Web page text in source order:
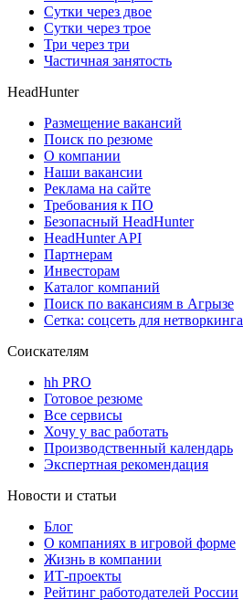
Сутки через двое
Сутки через трое
Три через три
Частичная занятость
HeadHunter
Размещение вакансий
Поиск по резюме
О компании
Наши вакансии
Реклама на сайте
Требования к ПО
Безопасный HeadHunter
HeadHunter API
Партнерам
Инвесторам
Каталог компаний
Поиск по вакансиям в Агрызе
Сетка: соцсеть для нетворкинга
Соискателям
hh PRO
Готовое резюме
Все сервисы
Хочу у вас работать
Производственный календарь
Экспертная рекомендация
Новости и статьи
Блог
О компаниях в игровой форме
Жизнь в компании
ИТ-проекты
Рейтинг работодателей России